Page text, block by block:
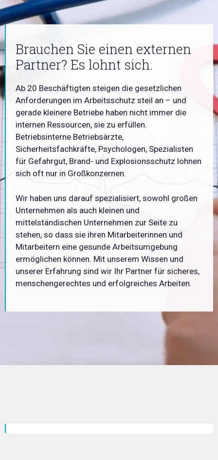
Brauchen Sie einen externen
Partner? Es lohnt sich.
Ab 20 Beschäftigten steigen die gesetzlichen
Anforderungen im Arbeitsschutz steil an – und
gerade kleinere Betriebe haben nicht immer die
internen Ressourcen, sie zu erfüllen.
Betriebsinterne Betriebsärzte,
Sicherheitsfachkräfte, Psychologen, Spezialisten
für Gefahrgut, Brand- und Explosionsschutz lohnen
sich oft nur in Großkonzernen.
Wir haben uns darauf spezialisiert, sowohl großen
Unternehmen als auch kleinen und
mittelständischen Unternehmen zur Seite zu
stehen, so dass sie ihren Mitarbeiterinnen und
Mitarbeitern eine gesunde Arbeitsumgebung
ermöglichen können. Mit unserem Wissen und
unserer Erfahrung sind wir Ihr Partner für sicheres,
menschengerechtes und erfolgreiches Arbeiten.